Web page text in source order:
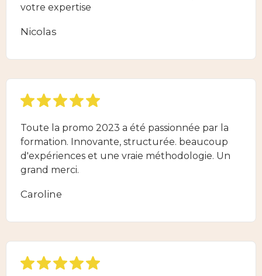
votre expertise
Nicolas
Toute la promo 2023 a été passionnée par la
formation. Innovante, structurée. beaucoup
d'expériences et une vraie méthodologie. Un
grand merci.
Caroline